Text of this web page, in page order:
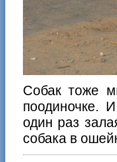
Собак тоже
поодиночке.
один раз
собака в